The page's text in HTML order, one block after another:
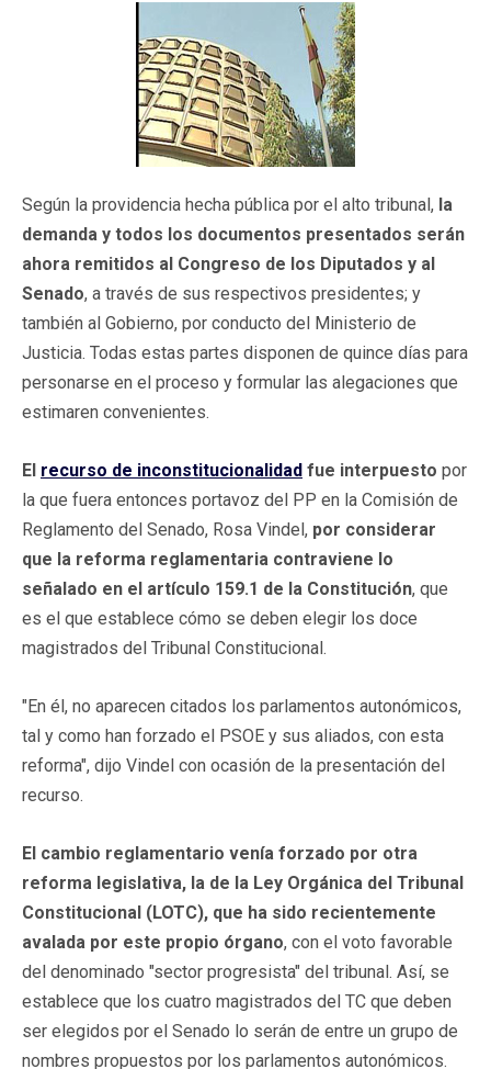
Según la providencia hecha pública por el alto tribunal, la
demanda y todos los documentos presentados serán
ahora remitidos al Congreso de los Diputados y al
Senado, a través de sus respectivos presidentes; y
también al Gobierno, por conducto del Ministerio de
Justicia. Todas estas partes disponen de quince días para
personarse en el proceso y formular las alegaciones que
estimaren convenientes.
El recurso de inconstitucionalidad fue interpuesto por
la que fuera entonces portavoz del PP en la Comisión de
Reglamento del Senado, Rosa Vindel, por considerar
que la reforma reglamentaria contraviene lo
señalado en el artículo 159.1 de la Constitución, que
es el que establece cómo se deben elegir los doce
magistrados del Tribunal Constitucional.
"En él, no aparecen citados los parlamentos autonómicos,
tal y como han forzado el PSOE y sus aliados, con esta
reforma", dijo Vindel con ocasión de la presentación del
recurso.
El cambio reglamentario venía forzado por otra
reforma legislativa, la de la Ley Orgánica del Tribunal
Constitucional (LOTC), que ha sido recientemente
avalada por este propio órgano, con el voto favorable
del denominado "sector progresista" del tribunal. Así, se
establece que los cuatro magistrados del TC que deben
ser elegidos por el Senado lo serán de entre un grupo de
nombres propuestos por los parlamentos autonómicos.